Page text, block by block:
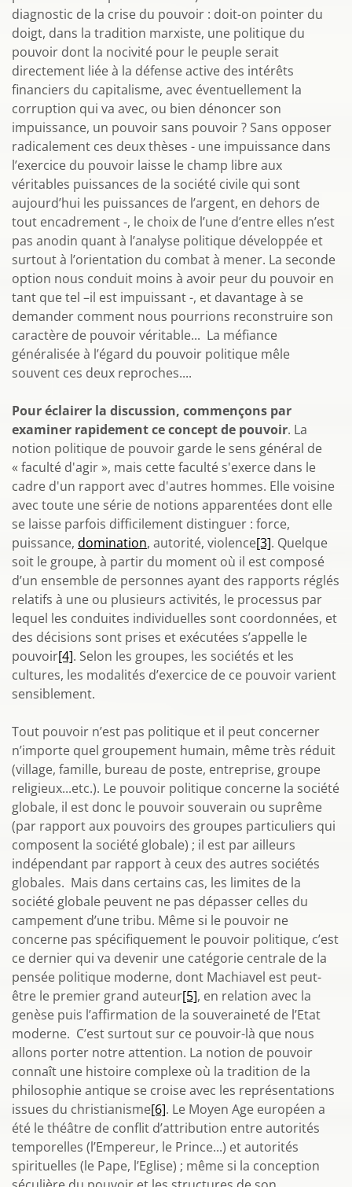
diagnostic de la crise du pouvoir : doit-on pointer du
doigt, dans la tradition marxiste, une politique du
pouvoir dont la nocivité pour le peuple serait
directement liée à la défense active des intérêts
financiers du capitalisme, avec éventuellement la
corruption qui va avec, ou bien dénoncer son
impuissance, un pouvoir sans pouvoir ? Sans opposer
radicalement ces deux thèses - une impuissance dans
l’exercice du pouvoir laisse le champ libre aux
véritables puissances de la société civile qui sont
aujourd’hui les puissances de l’argent, en dehors de
tout encadrement -, le choix de l’une d’entre elles n’est
pas anodin quant à l’analyse politique développée et
surtout à l’orientation du combat à mener. La seconde
option nous conduit moins à avoir peur du pouvoir en
tant que tel –il est impuissant -, et davantage à se
demander comment nous pourrions reconstruire son
caractère de pouvoir véritable... La méfiance
généralisée à l’égard du pouvoir politique mêle
souvent ces deux reproches....
Pour éclairer la discussion, commençons par
examiner rapidement ce concept de pouvoir. La
notion politique de pouvoir garde le sens général de
« faculté d'agir », mais cette faculté s'exerce dans le
cadre d'un rapport avec d'autres hommes. Elle voisine
avec toute une série de notions apparentées dont elle
se laisse parfois difficilement distinguer : force,
puissance, domination, autorité, violence[3]. Quelque
soit le groupe, à partir du moment où il est composé
d’un ensemble de personnes ayant des rapports réglés
relatifs à une ou plusieurs activités, le processus par
lequel les conduites individuelles sont coordonnées, et
des décisions sont prises et exécutées s’appelle le
pouvoir[4]. Selon les groupes, les sociétés et les
cultures, les modalités d’exercice de ce pouvoir varient
sensiblement.
Tout pouvoir n’est pas politique et il peut concerner
n’importe quel groupement humain, même très réduit
(village, famille, bureau de poste, entreprise, groupe
religieux...etc.). Le pouvoir politique concerne la société
globale, il est donc le pouvoir souverain ou suprême
(par rapport aux pouvoirs des groupes particuliers qui
composent la société globale) ; il est par ailleurs
indépendant par rapport à ceux des autres sociétés
globales. Mais dans certains cas, les limites de la
société globale peuvent ne pas dépasser celles du
campement d’une tribu. Même si le pouvoir ne
concerne pas spécifiquement le pouvoir politique, c’est
ce dernier qui va devenir une catégorie centrale de la
pensée politique moderne, dont Machiavel est peut-
être le premier grand auteur[5], en relation avec la
genèse puis l’affirmation de la souveraineté de l’Etat
moderne. C’est surtout sur ce pouvoir-là que nous
allons porter notre attention. La notion de pouvoir
connaît une histoire complexe où la tradition de la
philosophie antique se croise avec les représentations
issues du christianisme[6]. Le Moyen Age européen a
été le théâtre de conflit d’attribution entre autorités
temporelles (l’Empereur, le Prince...) et autorités
spirituelles (le Pape, l’Eglise) ; même si la conception